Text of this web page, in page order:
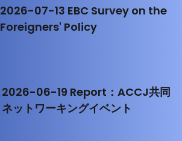
2026-07-13 EBC Survey on the
Foreigners' Policy
2026-06-19 Report：ACCJ共同
ネットワーキングイベント